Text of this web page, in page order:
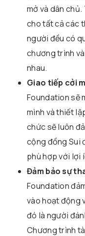
mở và dân
cho tất cả các
người đều có
chương trình
nhau.
Giao tiếp cởi
Foundation sẽ
mình và thiết
chức sẽ luôn
cộng đồng Sui
phù hợp với lợi
Đảm bảo sự
Foundation
vào hoạt động
đó là người
Chương trình